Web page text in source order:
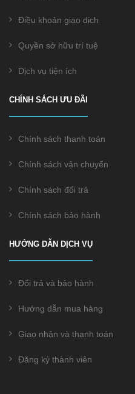
Điều khoản giao dịch
Quyền sở hữu trí tuệ
Dịch vụ tiện ích
CHÍNH SÁCH ƯU ĐÃI
Chính sách thanh toán
Chính sách vận chuyển
Chính sách đổi trả
Chính sách bảo hành
HƯỚNG DẪN DỊCH VỤ
Đổi trả và bảo hành
Hướng dẫn mua hàng
Giao nhận và thanh toán
Đăng ký thành viên